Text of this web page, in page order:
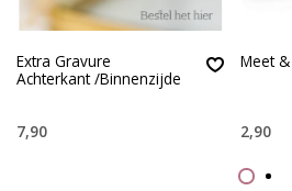
Extra Gravure
Achterkant /Binnenzijde
7,90
Meet
2,90